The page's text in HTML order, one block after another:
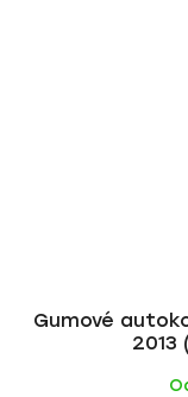
Gumové
2013